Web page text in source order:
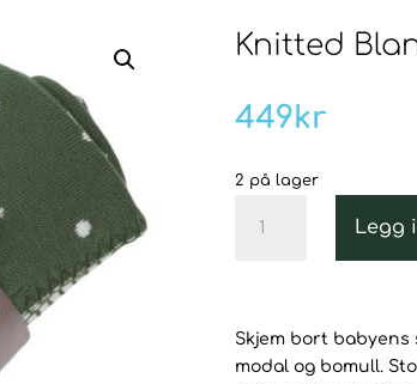
Knitted
449kr
2 på lager
Blanket
antall
Legg
Skjem bort
modal og bomull.